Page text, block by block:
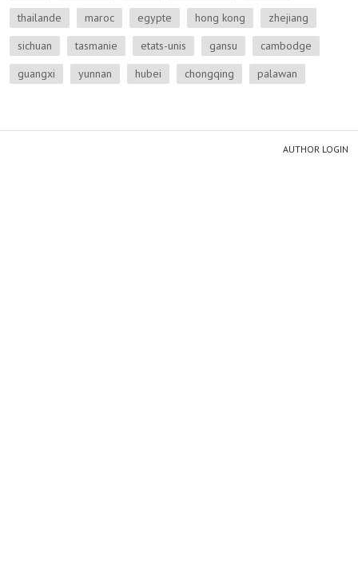
thailande
maroc egypte hong kong
zhejiang
sichuan
tasmanie etats-unis gansu
cambodge
guangxi
yunnan hubei chongqing palawan
AUTHOR LOGIN